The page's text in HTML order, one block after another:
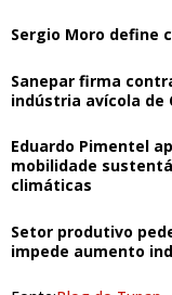
Sergio Moro define
Sanepar firma
indústria avícola de
Eduardo Pimentel
mobilidade
climáticas
Setor produtivo
impede aumento